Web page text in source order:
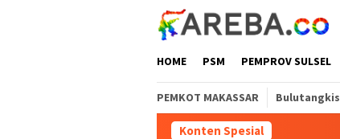
HOME PSM PEMPROV SULSEL
PEMKOT MAKASSAR Bulutangkis
Konten Spesial